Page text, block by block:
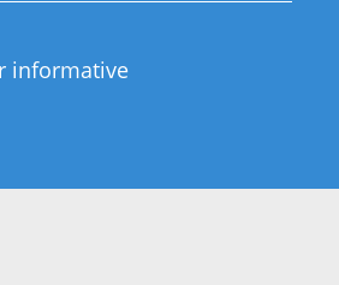
informative